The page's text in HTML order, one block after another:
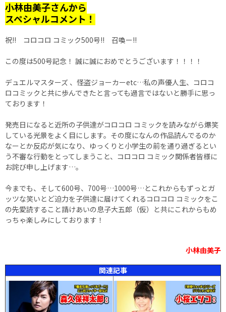
小林由美子さんから
スペシャルコメント！
祝!! コロコロ コミック500号!! 召喚ー!!
この度は500号記念！ 誠に誠におめでとうございます！！！！
デュエルマスターズ 、怪盗ジョーカーetc…私の声優人生、コロコ
ロコミックと共に歩んできたと言っても過言ではないと勝手に思っ
ております！
発売日になると近所の子供達がコロコロ コミックを読みながら爆笑
している光景をよく目にします。その度になんの作品読んでるのか
なーとか反応が気になり、ゆっくりと小学生の前を通り過ぎるとい
う不審な行動をとってしまうこと、コロコロ コミック関係者皆様に
お詫び申し上げます…。
今までも、そして600号、700号…1000号…とこれからもずっとガ
ッツな笑いとど迫力を子供達に届けてくれるコロコロ コミックをこ
の先愛読すること請けあいの息子大五郎（仮）と共にこれからもめ
っちゃ楽しみにしております！
小林由美子
関連記事